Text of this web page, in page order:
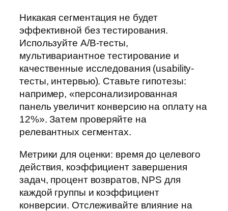
Никакая сегментация не будет
эффективной без тестирования.
Используйте A/B-тесты,
мультивариантное тестирование и
качественные исследования (usability-
тесты, интервью). Ставьте гипотезы:
например, «персонализированная
панель увеличит конверсию на оплату на
12%». Затем проверяйте на
релевантных сегментах.
Метрики для оценки: время до целевого
действия, коэффициент завершения
задач, процент возвратов, NPS для
каждой группы и коэффициент
конверсии. Отслеживайте влияние на